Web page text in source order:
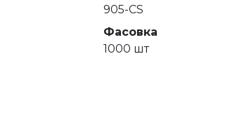
905-CS
Фасовка
1000 шт